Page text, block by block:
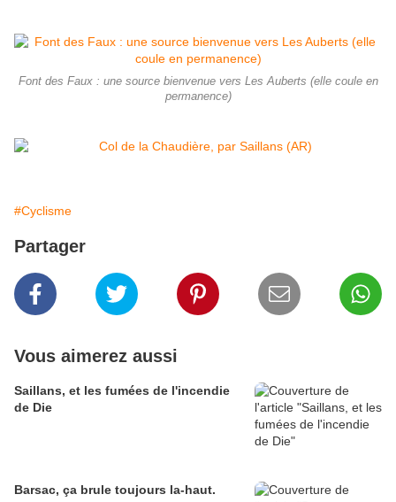
Font des Faux : une source bienvenue vers Les Auberts (elle coule en
permanence)
#Cyclisme
Partager
Vous aimerez aussi
Saillans, et les fumées de l'incendie
de Die
Barsac, ça brule toujours la-haut.